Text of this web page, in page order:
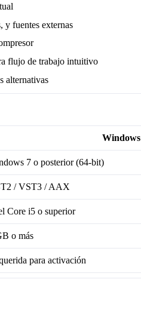
y fuentes externas
flujo de trabajo intuitivo
alternativas
Windows
7 o posterior (64-bit)
/ VST3 / AAX
Core i5 o superior
o más
para activación